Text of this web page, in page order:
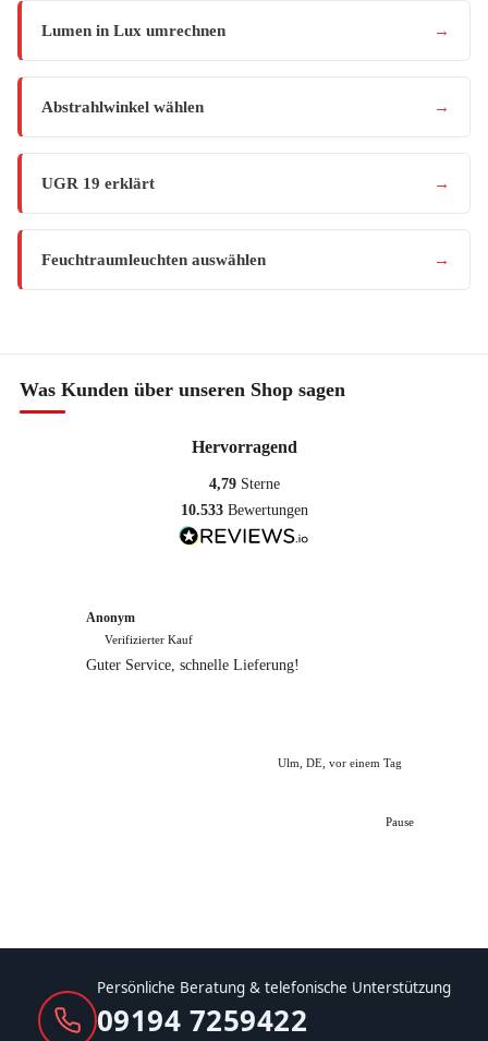
Lumen in Lux umrechnen →
Abstrahlwinkel wählen →
UGR 19 erklärt →
Feuchtraumleuchten auswählen →
Was Kunden über unseren Shop sagen
Hervorragend
4,79 Sterne
10.533 Bewertungen
Anonym
Verifizierter Kauf
Guter Service, schnelle Lieferung!
Ulm, DE, vor einem Tag
Pause
Persönliche Beratung & telefonische Unterstützung
09194 7259422